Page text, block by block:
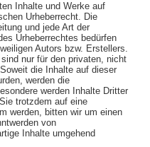
Inhalte und Werke auf
Urheberrecht. Die
und jede Art der
Urheberrechtes bedürfen
Autors bzw. Erstellers.
nur für den privaten, nicht
die Inhalte auf dieser
werden die
werden Inhalte Dritter
trotzdem auf eine
werden, bitten wir um einen
von
Inhalte umgehend